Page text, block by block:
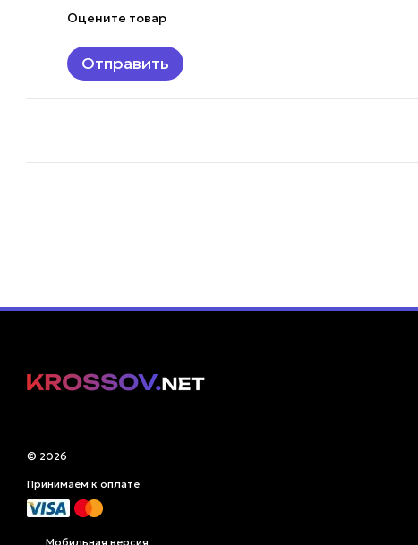
Оцените товар
Отправить
© 2026
Принимаем к оплате
Мобильная версия